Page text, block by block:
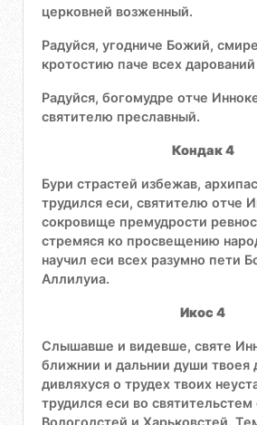
церковней возженный.
Радуйся, угодниче Божий,
кротостию паче всех
Радуйся, богомудре отче
святителю преславный.
Кондак 4
Бури страстей избежав,
трудился еси, святителю отче
сокровище премудрости
стремяся ко просвещению
научил еси всех разумно пети
Аллилуиа.
Икос 4
Слышавше и видевше, святе
ближнии и дальнии души твоея
дивляхуся о трудех твоих
трудился еси во святительстем